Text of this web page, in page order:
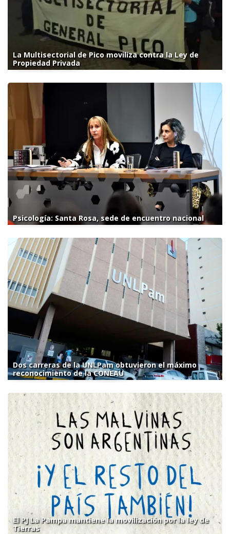
La Multisectorial de Pico moviliza contra la Ley de
Propiedad Privada
Psicología: Santa Rosa, sede de encuentro nacional
Dos carreras de la UNLPam obtuvieron el máximo
reconocimiento de la CONEAU
El PJ La Pampa mantiene la movilización por la ley de
Tierras